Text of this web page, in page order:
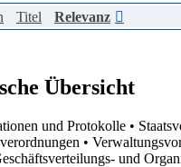
Titel Relevanz
Übersicht
und Protokolle •
•
und